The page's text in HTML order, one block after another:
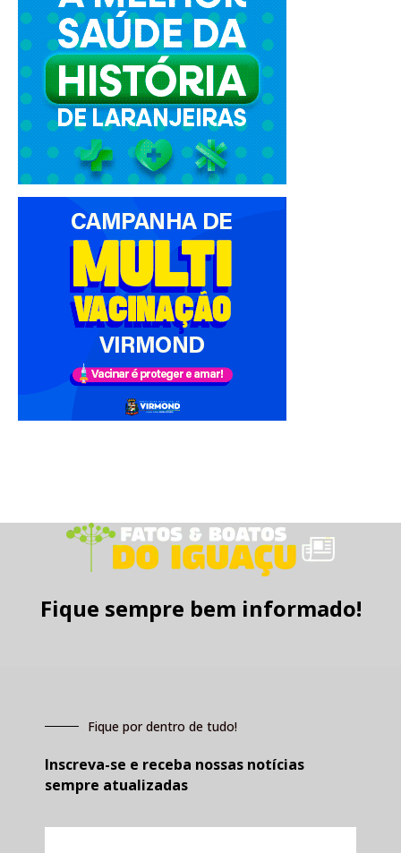
Fique sempre bem informado!
Fique por dentro de tudo!
Inscreva-se e receba nossas notícias
sempre atualizadas